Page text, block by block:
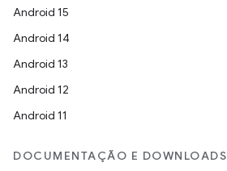
Android 15
Android 14
Android 13
Android 12
Android 11
DOCUMENTAÇÃO E DOWNLOADS